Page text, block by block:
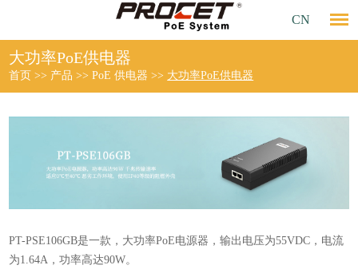
CN
大功率PoE供电器
首页 >> 产品 >>PoE 供电器 >> 大功率PoE供电器
PT-PSE106GB是一款，大功率PoE电源器，输出电压为55VDC，电流
为1.64A，功率高达90W。